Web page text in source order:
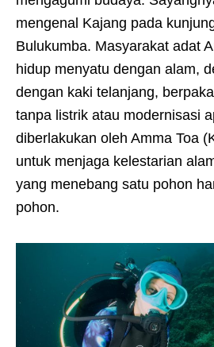
mengenal Kajang pada
Bulukumba. Masyarakat adat
hidup menyatu dengan alam,
dengan kaki telanjang,
tanpa listrik atau modernisasi
diberlakukan oleh Amma Toa
untuk menjaga kelestarian
yang menebang satu pohon
pohon.